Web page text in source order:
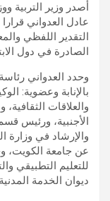
أصدر وزير التربية
عادل العدواني
التقدير اللفظي
الصادرة في دول
وحدد العدواني
بالإنابة وعضوية:
والعلاقات
الأجنبية، ورئيس
والإرشاد في وزارة
عن جامعة الكويت،
للتعليم التطبيقي
ديوان الخدمة